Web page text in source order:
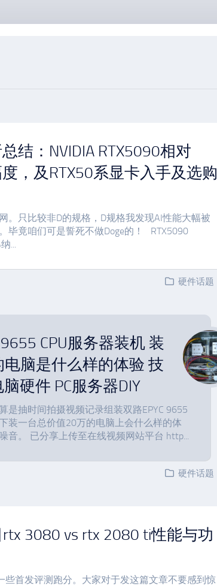
结：NVIDIA RTX5090相对
，及RTX50系显卡入手及选购
。只比较非D的规格，D规格我发现AI性能大幅被
毕竟咱们可是誓死不做Doge的！ RTX5090
...
硬件话题
CPU服务器装机 装
脑是什么样的体验 技
硬件 PC服务器DIY
是抽时间拍摄视频记录组装双路EPYC 9655
装一台总价值20万的电脑上会什么样的体
音。 已分享上传至在线视频网站平台 http...
硬件话题
3080 vs rtx 2080 ti性能与功
些首发评测跑分。大家对于发这篇文章不要感到惊